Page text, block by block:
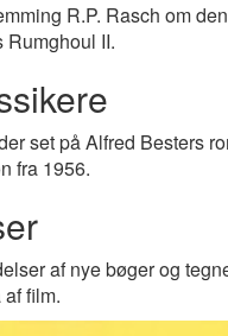
R.P. Rasch om
Rumghoul II.
set på Alfred Besters
fra 1956.
af nye bøger og
film.